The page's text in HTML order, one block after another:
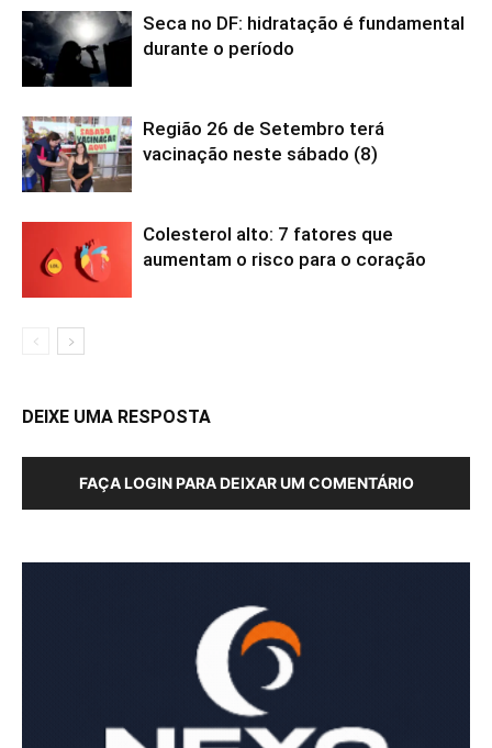
Seca no DF: hidratação é fundamental
durante o período
Região 26 de Setembro terá
vacinação neste sábado (8)
Colesterol alto: 7 fatores que
aumentam o risco para o coração
DEIXE UMA RESPOSTA
FAÇA LOGIN PARA DEIXAR UM COMENTÁRIO